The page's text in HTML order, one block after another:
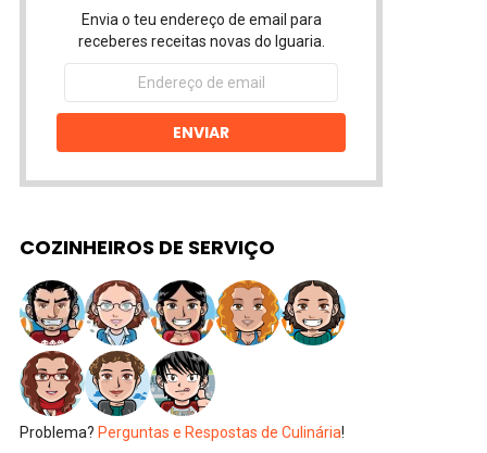
Envia o teu endereço de email para
receberes receitas novas do Iguaria.
Endereço
email
ENVIAR
COZINHEIROS DE SERVIÇO
Problema? Perguntas e Respostas de Culinária!